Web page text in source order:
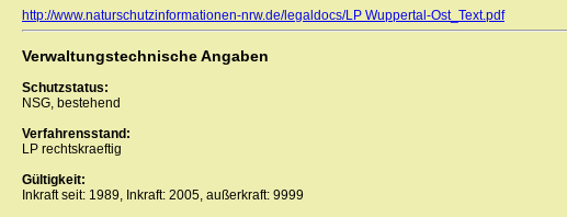
http://www.naturschutzinformationen-nrw.de/legaldocs/LP Wuppertal-Ost_Text.pdf
Verwaltungstechnische Angaben
Schutzstatus:
NSG, bestehend
Verfahrensstand:
LP rechtskraeftig
Gültigkeit:
Inkraft seit: 1989, Inkraft: 2005, außerkraft: 9999